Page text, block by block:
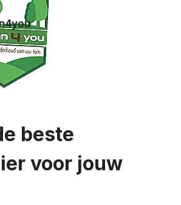
beste
voor jouw